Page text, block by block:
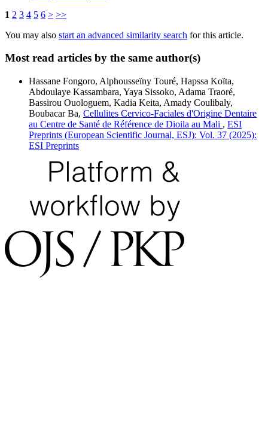
1 2 3 4 5 6 > >>
You may also start an advanced similarity search for this article.
Most read articles by the same author(s)
Hassane Fongoro, Alphousseïny Touré, Hapssa Koïta,
Abdoulaye Kassambara, Yaya Sissoko, Adama Traoré,
Bassirou Ouologuem, Kadia Keita, Amady Coulibaly,
Boubacar Ba, Cellulites Cervico-Faciales d'Origine Dentaire
au Centre de Santé de Référence de Dioila au Mali , ESI
Preprints (European Scientific Journal, ESJ): Vol. 37 (2025):
ESI Preprints